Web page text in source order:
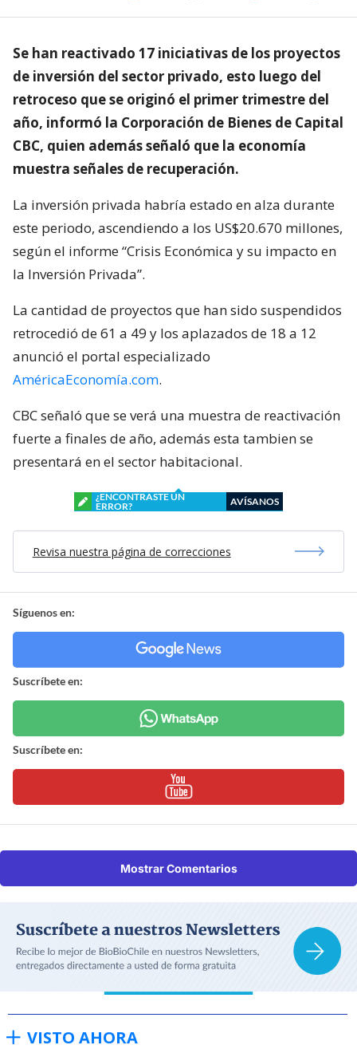
Se han reactivado 17 iniciativas de los proyectos
de inversión del sector privado, esto luego del
retroceso que se originó el primer trimestre del
año, informó la Corporación de Bienes de Capital
CBC, quien además señaló que la economía
muestra señales de recuperación.
La inversión privada habría estado en alza durante
este periodo, ascendiendo a los US$20.670 millones,
según el informe “Crisis Económica y su impacto en
la Inversión Privada”.
La cantidad de proyectos que han sido suspendidos
retrocedió de 61 a 49 y los aplazados de 18 a 12
anunció el portal especializado
AméricaEconomía.com.
CBC señaló que se verá una muestra de reactivación
fuerte a finales de año, además esta tambien se
presentará en el sector habitacional.
¿ENCONTRASTE UN
ERROR?
AVÍSANOS
Revisa nuestra página de correcciones
Síguenos en:
Suscríbete en:
Suscríbete en:
Mostrar Comentarios
VISTO AHORA